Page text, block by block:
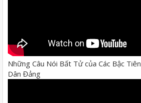
Những Câu Nói Bất Tử của Các Bậc
Dân Đảng